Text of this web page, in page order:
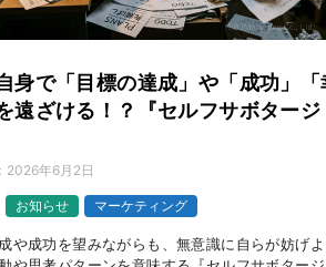
身で「目標の達成」や「成功」「
遠ざける！？『セルフサボタージ
2026年6月2日
お知らせ マーケティング
や成功を望みながらも、無意識に自らが妨げ